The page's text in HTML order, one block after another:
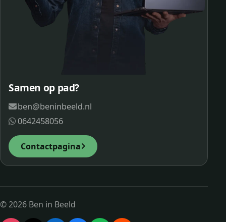
Samen op pad?
ben@beninbeeld.nl
0642458056
Contactpagina
© 2026 Ben in Beeld